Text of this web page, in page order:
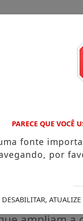
ATUAÇÃO
a
PARECE QUE VOCÊ
fonte
por
DESABILITAR,